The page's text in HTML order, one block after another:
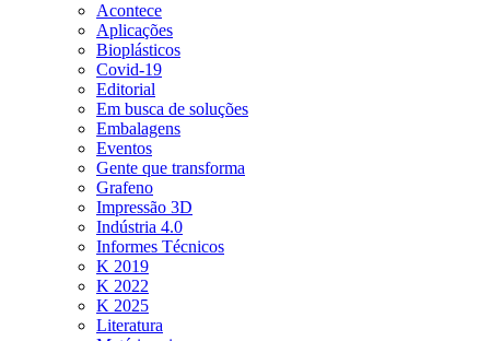
Acontece
Aplicações
Bioplásticos
Covid-19
Editorial
Em busca de soluções
Embalagens
Eventos
Gente que transforma
Grafeno
Impressão 3D
Indústria 4.0
Informes Técnicos
K 2019
K 2022
K 2025
Literatura